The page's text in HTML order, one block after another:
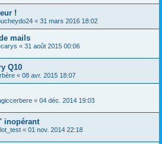
!
« 31 mars 2016 18:02
mails
« 31 août 2015 00:06
Q10
« 08 avr. 2015 18:07
« 04 déc. 2014 19:03
inopérant
« 01 nov. 2014 22:18